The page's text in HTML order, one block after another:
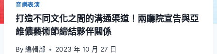
音樂表演
打造不同文化之間的溝通渠道！兩廳院宣告與亞
維儂藝術節締結夥伴關係
By 編輯部 2023 年 10 月 27 日